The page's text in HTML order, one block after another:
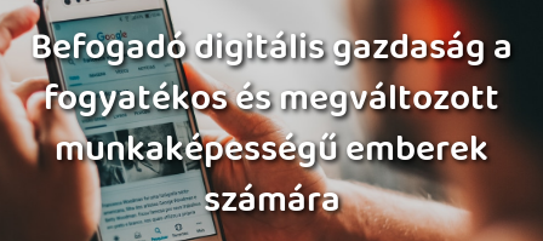
Befogadó digitális gazdaság a
fogyatékos és megváltozott
munkaképességű emberek
számára